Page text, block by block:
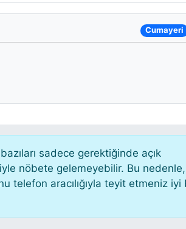
Cumayeri
sadece gerektiğinde açık
nöbete gelemeyebilir. Bu nedenle,
telefon aracılığıyla teyit etmeniz iyi